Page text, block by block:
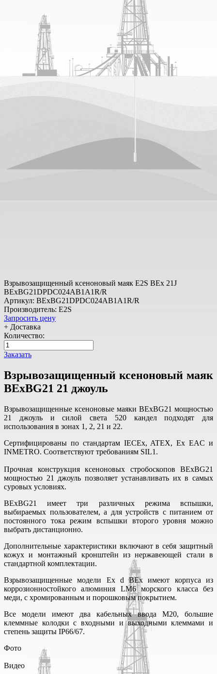
Взрывозащищенный ксеноновый маяк E2S BEx 21J
BExBG21DPDC024AB1A1R/R
Артикул: BExBG21DPDC024AB1A1R/R
Производитель: E2S
Запросить цену
+ Доставка
Количество:
Заказать
Взрывозащищенный ксеноновый маяк
BExBG21 21 джоуль
Взрывозащищенные ксеноновые маяки BExBG21 мощностью
21 джоуль и силой света 520 кандел подходят для
использования в зонах 1, 2, 21 и 22.
Сертифицированы по стандартам IECEx, ATEX, Ex EAC и
INMETRO. Соответствуют требованиям SIL1.
Прочная конструкция ксеноновых стробоскопов BExBG21
мощностью 21 джоуль позволяет устанавливать их в самых
суровых условиях.
BExBG21 имеет три различных режима вспышки,
выбираемых пользователем, а для устройств с питанием от
постоянного тока режим вспышки второго уровня можно
выбрать дистанционно.
Дополнительные характеристики включают в себя защитный
кожух и монтажный кронштейн из нержавеющей стали в
стандартной комплектации.
Взрывозащищенные модели Ex d BEx имеют корпуса из
коррозионностойкого алюминия LM6 морского класса без
меди, с хромированным и порошковым покрытием.
Все модели имеют два кабельных ввода M20, большие
клеммные колодки с входными и выходными клеммами и
степень защиты IP66/67.
Фото
Видео